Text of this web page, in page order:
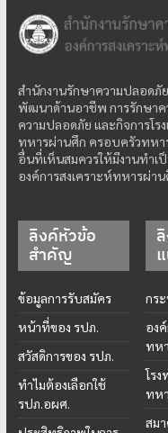
สำนักงานรักษาความปลอดภั
พัฒนาด้านอาชีพ การรักษาค
ความปลอดภัย และกิจการโร
ทหารผ่านศึก ครอบครัวทห
อื่นที่เห็นสมควรให้มีงานทำ
องค์การสงเคราะห์ทหารผ่า
ลิงค์หัวข้อ
สำคัญ
ข้อมูลการรับสมัคร
หน้าที่ของ รปภ.
สวัสดิการของ รปภ.
ทำไมต้องเลือกใช้
รปภ.อผศ.
กร
อง
ทห
โร
ทห
สม